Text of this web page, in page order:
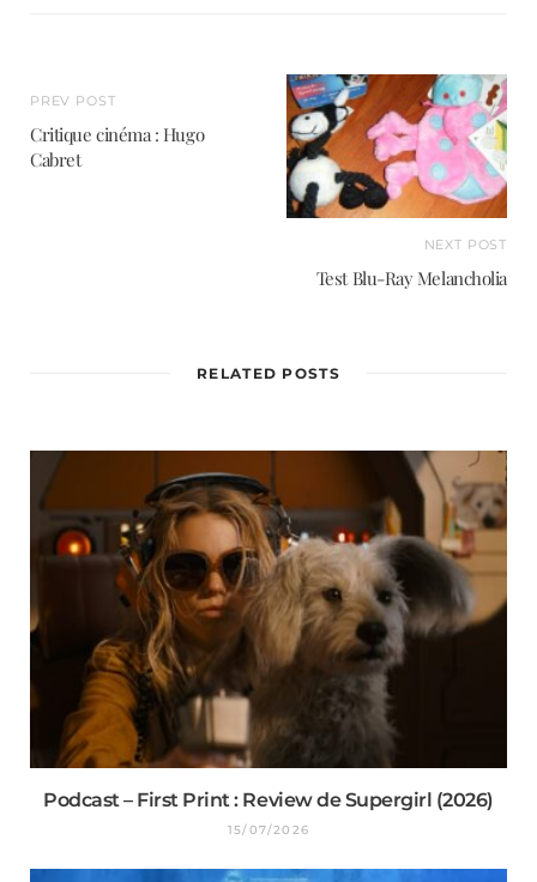
PREV POST
Critique cinéma : Hugo
Cabret
NEXT POST
Test Blu-Ray Melancholia
RELATED POSTS
Podcast – First Print : Review de Supergirl (2026)
15/07/2026